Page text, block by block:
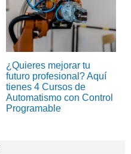
¿Quieres mejorar tu
futuro profesional? Aquí
tienes 4 Cursos de
Automatismo con Control
Programable